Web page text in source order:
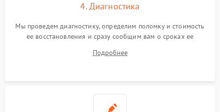
4. Диагностика
Мы проведем диагностику, определим поломку и стоимость
ее восстановления и сразу сообщим вам о сроках ее
Подробнее